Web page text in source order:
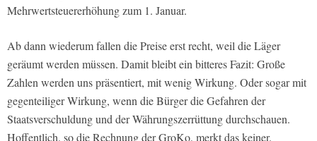
Mehrwertsteuererhöhung zum 1. Januar.
Ab dann wiederum fallen die Preise erst recht, weil die Läger
geräumt werden müssen. Damit bleibt ein bitteres Fazit: Große
Zahlen werden uns präsentiert, mit wenig Wirkung. Oder sogar mit
gegenteiliger Wirkung, wenn die Bürger die Gefahren der
Staatsverschuldung und der Währungszerrüttung durchschauen.
Hoffentlich, so die Rechnung der GroKo, merkt das keiner.